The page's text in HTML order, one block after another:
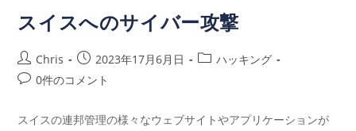
スイスへのサイバー攻撃
Chris 2023年17月6月日
ハッキング
0件のコメント
スイスの連邦管理の様々なウェブサイトやアプリケーションが